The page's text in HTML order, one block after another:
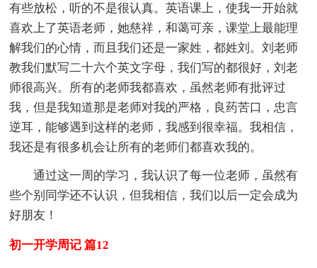
有些放松，听的不是很认真。英语课上，使我一开始就
喜欢上了英语老师，她慈祥，和蔼可亲，课堂上最能理
解我们的心情，而且我们还是一家姓，都姓刘。刘老师
教我们默写二十六个英文字母，我们写的都很好，刘老
师很高兴。所有的老师我都喜欢，虽然老师有批评过
我，但是我知道那是老师对我的严格，良药苦口，忠言
逆耳，能够遇到这样的老师，我感到很幸福。我相信，
我还是有很多机会让所有的老师们都喜欢我的。
通过这一周的学习，我认识了每一位老师，虽然有
些个别同学还不认识，但我相信，我们以后一定会成为
好朋友！
初一开学周记 篇12